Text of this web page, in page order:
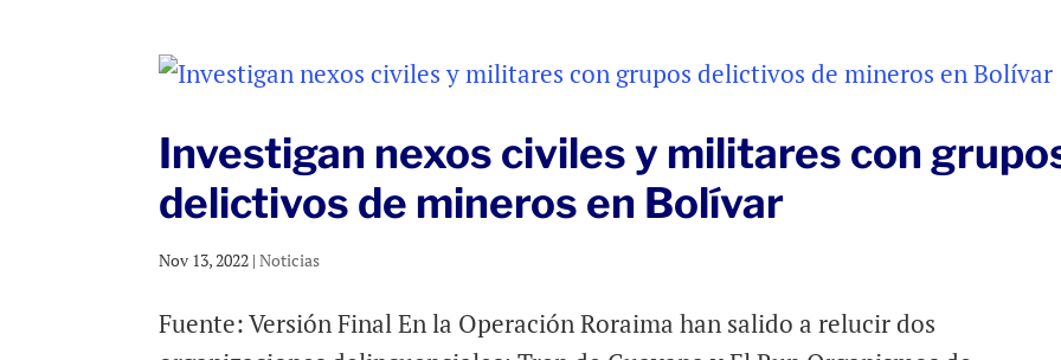
Investigan nexos civiles y militares con
delictivos de mineros en Bolívar
Nov 13, 2022 |Noticias
Fuente: Versión Final En la Operación Roraima han salido a relucir dos